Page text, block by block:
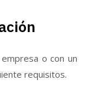
o con un
requisitos.